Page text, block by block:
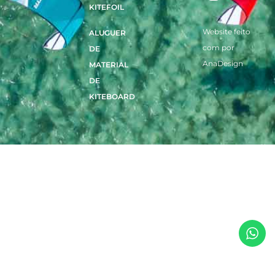
KITEFOIL
ALUGUER
DE
MATERIAL
DE
KITEBOARD
Website feito
com por
AnaDesign